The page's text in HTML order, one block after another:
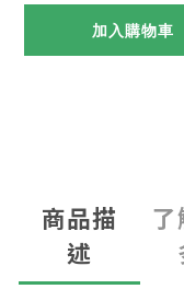
加入購物車
商品描
述
了